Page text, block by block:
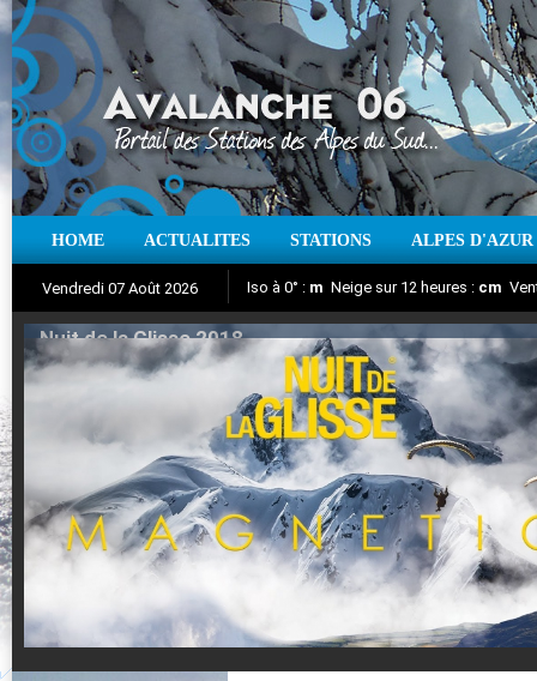
HOME ACTUALITES STATIONS ALPES D'AZUR
Vendredi 07 Août 2026
Aujourd'hui : T° Min : °C T° Max :°C
Iso à 0° : m Neige sur 12 heures : cm
Suivez en direct l'actualité des stations
Nuit de la Glisse 2018